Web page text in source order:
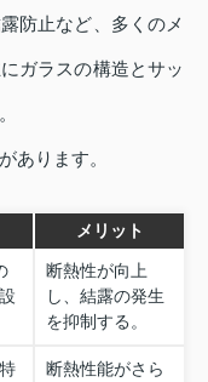
防止など、多くのメ
ガラスの構造とサッ
あります。
メリット
断熱性が向上
し、結露の発生
を抑制する。
断熱性能がさら